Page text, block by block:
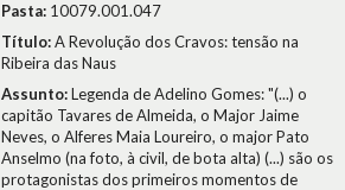
Pasta: 10079.001.047
Título:A Revolução dos Cravos: tensão na
Ribeira das Naus
Assunto:Legenda de Adelino Gomes: "(...) o
capitão Tavares de Almeida, o Major Jaime
Neves, o Alferes Maia Loureiro, o major Pato
Anselmo (na foto, à civil, de bota alta) (...) são os
protagonistas dos primeiros momentos de